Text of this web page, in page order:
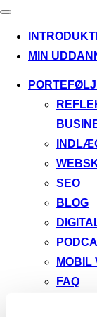
Slå
til/fra
MIN
SEO
BLOG
MOBIL
FAQ